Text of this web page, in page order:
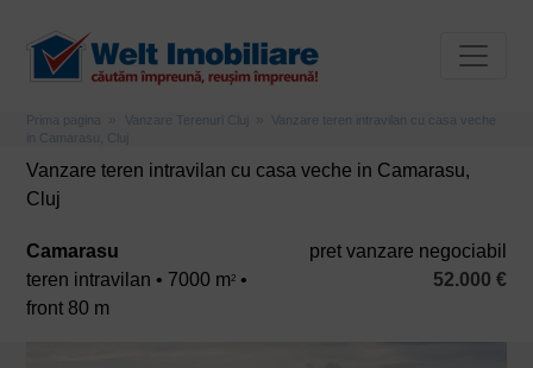
Prima pagina Vanzare Terenuri Cluj
Vanzare teren intravilan cu casa veche
in Camarasu, Cluj
Vanzare teren intravilan cu casa veche in Camarasu,
Cluj
Camarasu
teren intravilan • 7000 m2 •
front 80 m
pret vanzare negociabil
52.000 €